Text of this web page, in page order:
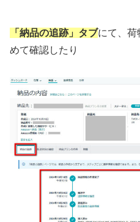
「納品の追跡」タブにて、荷
めて確認したり